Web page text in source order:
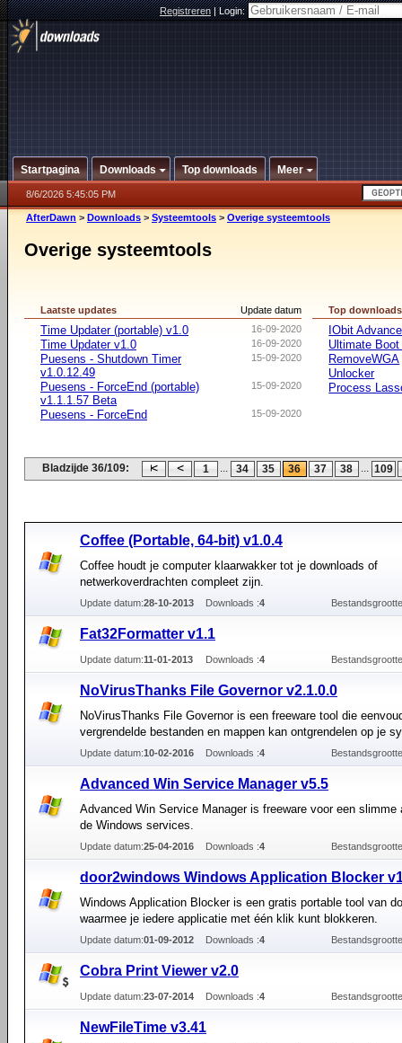
Registreren|Login:
Startpagina Downloads Top downloads Meer
8/6/2026 5:45:05 PM
AfterDawn > Downloads > Systeemtools > Overige systeemtools
Overige systeemtools
Update datum
Laatste updates
16-09-2020
Time Updater (portable) v1.0
16-09-2020
Time Updater v1.0
15-09-2020
Puesens - Shutdown Timer
v1.0.12.49
15-09-2020
Puesens - ForceEnd (portable)
v1.1.1.57 Beta
15-09-2020
Puesens - ForceEnd
Top downloads
IObit
Ultimate
RemoveWGA
Unlocker
Process
Bladzijde 36/109: 1 ... 34 35 36 37 38 ... 109
Coffee (Portable, 64-bit) v1.0.4
Coffee houdt je computer klaarwakker tot je downloads of
netwerkoverdrachten compleet zijn.
Update datum:28-10-2013 Downloads :4
Fat32Formatter v1.1
Update datum:11-01-2013 Downloads :4
NoVirusThanks File Governor v2.1.0.0
NoVirusThanks File Governor is een freeware tool die
vergrendelde bestanden en mappen kan ontgrendelen op je
Update datum:10-02-2016 Downloads :4
Advanced Win Service Manager v5.5
Advanced Win Service Manager is freeware voor een slimme
de Windows services.
Update datum:25-04-2016 Downloads :4
door2windows Windows Application Blocker
Windows Application Blocker is een gratis portable tool van
waarmee je iedere applicatie met één klik kunt blokkeren.
Update datum:01-09-2012 Downloads :4
Cobra Print Viewer v2.0
Update datum:23-07-2014 Downloads :4
NewFileTime v3.41